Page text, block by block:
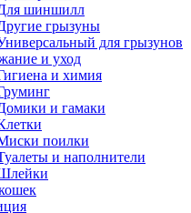
шиншилл
грызуны
для грызунов
и уход
и химия
и гамаки
поилки
и наполнители